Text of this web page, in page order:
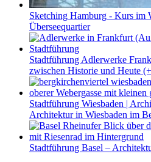
Sketching Hamburg - Kurs im
Überseequartier
Stadtführung Adlerwerke
zwischen Historie und Heute
Stadtführung Wiesbaden |
Architektur in Wiesbaden im
Stadtführung Basel –